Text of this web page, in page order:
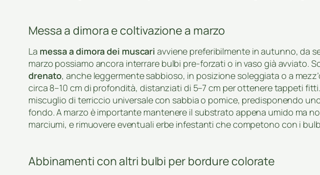
Messa a dimora e coltivazione a marzo
La messa a dimora dei muscari avviene preferibilmente in autunno, da
marzo possiamo ancora interrare bulbi pre-forzati o in vaso già avviato.
drenato, anche leggermente sabbioso, in posizione soleggiata o a
circa 8–10 cm di profondità, distanziati di 5–7 cm per ottenere tappeti
miscuglio di terriccio universale con sabbia o pomice, predisponendo
fondo. A marzo è importante mantenere il substrato appena umido ma
marciumi, e rimuovere eventuali erbe infestanti che competono con i
Abbinamenti con altri bulbi per bordure colorate